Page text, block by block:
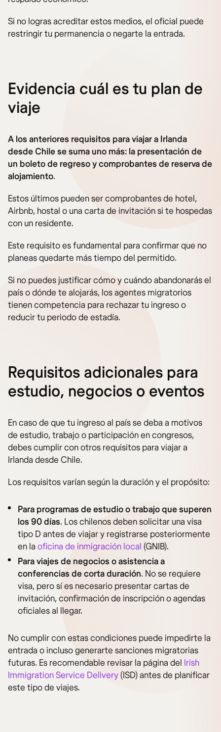
Si no logras acreditar estos medios, el oficial puede
restringir tu permanencia o negarte la entrada.
Evidencia cuál es tu plan de
viaje
A los anteriores requisitos para viajar a Irlanda
desde Chile se suma uno más: la presentación de
un boleto de regreso y comprobantes de reserva de
alojamiento.
Estos últimos pueden ser comprobantes de hotel,
Airbnb, hostal o una carta de invitación si te hospedas
con un residente.
Este requisito es fundamental para confirmar que no
planeas quedarte más tiempo del permitido.
Si no puedes justificar cómo y cuándo abandonarás el
país o dónde te alojarás, los agentes migratorios
tienen competencia para rechazar tu ingreso o
reducir tu periodo de estadía.
Requisitos adicionales para
estudio, negocios o eventos
En caso de que tu ingreso al país se deba a motivos
de estudio, trabajo o participación en congresos,
debes cumplir con otros requisitos para viajar a
Irlanda desde Chile.
Los requisitos varían según la duración y el propósito:
Para programas de estudio o trabajo que superen
los 90 días. Los chilenos deben solicitar una visa
tipo D antes de viajar y registrarse posteriormente
en la oficina de inmigración local (GNIB).
Para viajes de negocios o asistencia a
conferencias de corta duración. No se requiere
visa, pero sí es necesario presentar cartas de
invitación, confirmación de inscripción o agendas
oficiales al llegar.
No cumplir con estas condiciones puede impedirte la
entrada o incluso generarte sanciones migratorias
futuras. Es recomendable revisar la página del Irish
Immigration Service Delivery(ISD) antes de planificar
este tipo de viajes.